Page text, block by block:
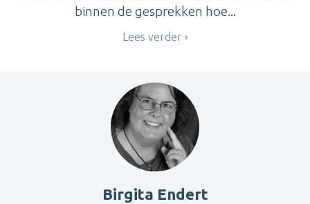
binnen de gesprekken hoe...
Lees verder
Birgita Endert